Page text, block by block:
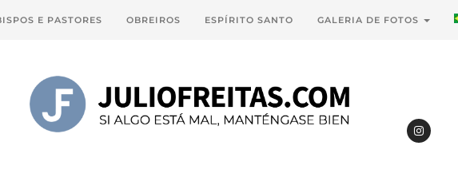
E PASTORES OBREIROS ESPÍRITO SANTO GALERIA DE FOTOS